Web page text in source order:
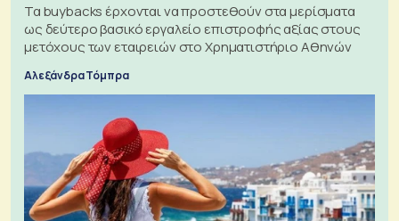
Τα buybacks έρχονται να προστεθούν στα μερίσματα
ως δεύτερο βασικό εργαλείο επιστροφής αξίας στους
μετόχους των εταιρειών στο Χρηματιστήριο Αθηνών
Αλεξάνδρα Τόμπρα